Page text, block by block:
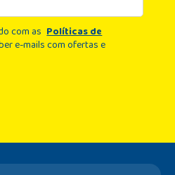
com as Políticas de
e-mails com ofertas e